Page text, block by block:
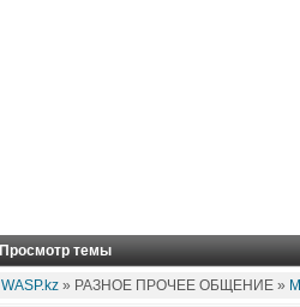
Просмотр темы
WASP.kz » РАЗНОЕ ПРОЧЕЕ ОБЩЕНИЕ »